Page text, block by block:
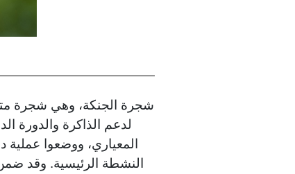
لدعم الذاكرة والدورة
النشطة الرئيسية. وقد ضمن